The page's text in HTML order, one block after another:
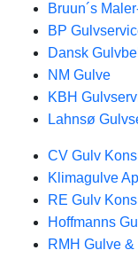
Bruun´s
BP
Dansk
NM Gulve
KBH
Lahnsø
CV Gulv
Klimagulve
RE Gulv
Hoffmanns
RMH Gulve &